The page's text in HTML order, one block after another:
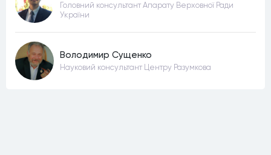
Головний консультант Апарату Верховної Ради
України
Володимир Сущенко
Науковий консультант Центру Разумкова